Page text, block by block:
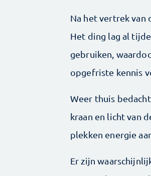
Na het vertrek van
Het ding lag al
gebruiken,
opgefriste kennis
Weer thuis
kraan en licht van
plekken energie
Er zijn